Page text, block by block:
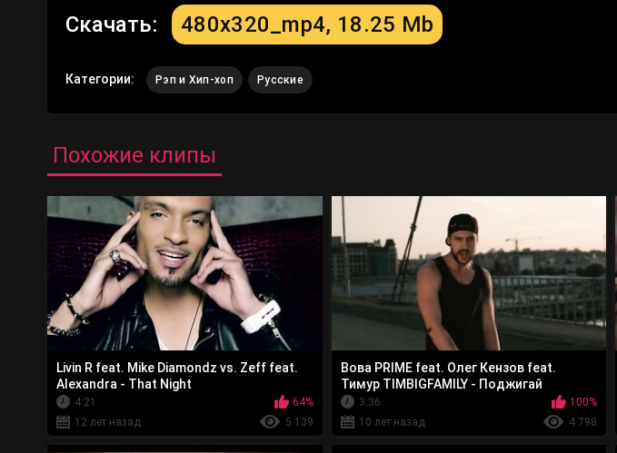
Скачать: 480x320_mp4, 18.25 Mb
Категории: Рэп и Хип-хоп Русские
Похожие клипы
Livin R feat. Mike Diamondz vs. Zeff feat.
Alexandra - That Night
4:21
64%
12 лет назад
5 139
Вова PRIME feat. Олег Кензов feat.
Тимур TIMBIGFAMILY - Поджигай
3:36
100%
10 лет назад
4 798